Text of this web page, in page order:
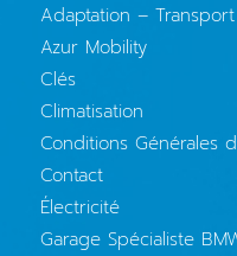
Adaptation – Transport
Azur Mobility
Clés
Climatisation
Conditions Générales
Contact
Électricité
Garage Spécialiste